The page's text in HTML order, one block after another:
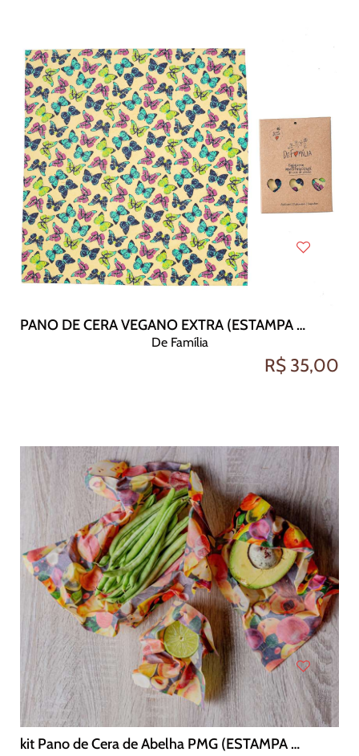
PANO DE CERA VEGANO EXTRA (ESTAMPA FRUTAS 50X48)
De Família
R$ 35,00
kit Pano de Cera de Abelha PMG (ESTAMPA FRUTAS)